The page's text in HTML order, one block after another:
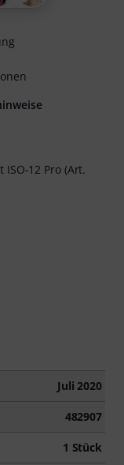
12 Pro (Art.
Juli 2020
482907
1 Stück